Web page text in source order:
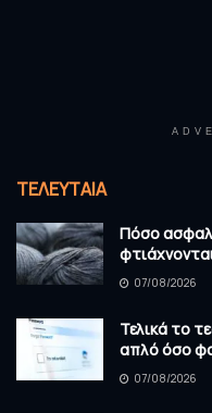
ΤΕΛΕΥΤΑΊΑ
Πόσο
07/08/2026
Τελικά το
απλό όσο
07/08/2026